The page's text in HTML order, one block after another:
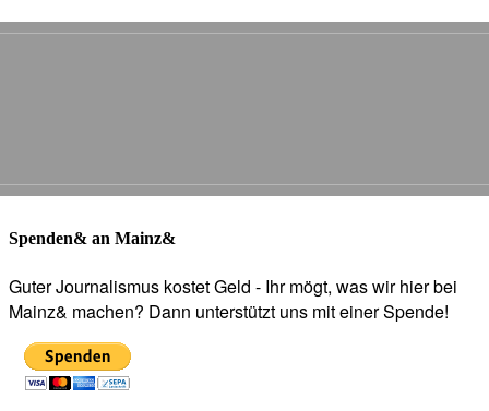
Spenden& an Mainz&
Guter Journalismus kostet Geld - Ihr mögt, was wir hier bei
Mainz& machen? Dann unterstützt uns mit einer Spende!